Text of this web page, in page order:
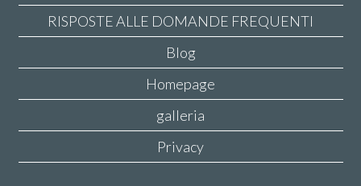
RISPOSTE ALLE DOMANDE FREQUENTI
Blog
Homepage
galleria
Privacy